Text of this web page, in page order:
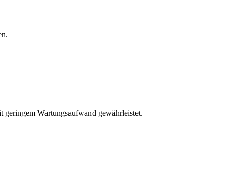
Wartungsaufwand gewährleistet.